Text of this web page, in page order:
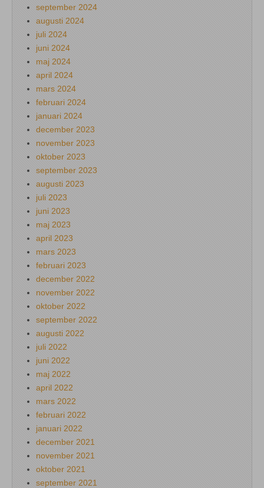
september 2024
augusti 2024
juli 2024
juni 2024
maj 2024
april 2024
mars 2024
februari 2024
januari 2024
december 2023
november 2023
oktober 2023
september 2023
augusti 2023
juli 2023
juni 2023
maj 2023
april 2023
mars 2023
februari 2023
december 2022
november 2022
oktober 2022
september 2022
augusti 2022
juli 2022
juni 2022
maj 2022
april 2022
mars 2022
februari 2022
januari 2022
december 2021
november 2021
oktober 2021
september 2021